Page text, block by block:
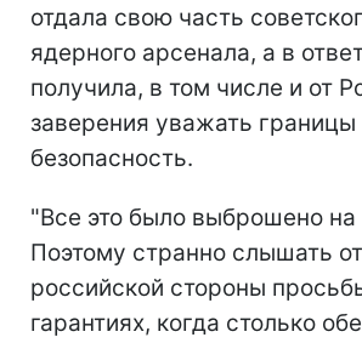
отдала свою часть
ядерного арсенала, а в
получила, в том числе и от
заверения уважать границы
безопасность.
"Все это было выброшено на
Поэтому странно слышать от
российской стороны
гарантиях, когда столько